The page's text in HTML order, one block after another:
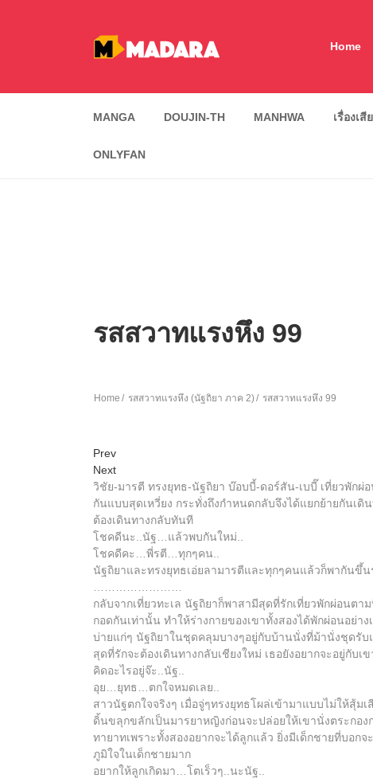
Home
MANGA DOUJIN-TH MANHWA เรื่องเสี
ONLYFAN
รสสวาทแรงหึง 99
Home รสสวาทแรงหึง (นัฐถิยา ภาค 2) รสสวาทแรงหึง 99
Prev
Next
วิชัย-มารตี ทรงยุทธ-นัฐถิยา บ๊อบบี้-ดอร์สัน-เบบี๊ เที่ยวพักผ่
กันแบบสุดเหวี่ยง กระทั่งถึงกำหนดกลับจึงได้แยกย้ายกันเ
ต้องเดินทางกลับทันที
โชคดีนะ..นัฐ…แล้วพบกันใหม่..
โชคดีคะ…พี่รตี…ทุกๆคน..
นัฐถิยาและทรงยุทธเอ่ยลามารตีและทุกๆคนแล้วก็พากันขึ้
กลับจากเที่ยวทะเล นัฐถิยาก็พาสามีสุดที่รักเที่ยวพักผ่อนต
กอดกันเท่านั้น ทำให้ร่างกายของเขาทั้งสองได้พักผ่อนอย่าง
บ่ายแก่ๆ นัฐถิยาในชุดคลุมบางๆอยู่กับบ้านนั่งที่ม้านั่งชุดรับ
สุดที่รักจะต้องเดินทางกลับเชียงใหม่ เธอยังอยากจะอยู่กับ
คิดอะไรอยู่จ๊ะ..นัฐ..
อุย…ยุทธ…ตกใจหมดเลย..
สาวนัฐตกใจจริงๆ เมื่อจู่ๆทรงยุทธโผล่เข้ามาแบบไม่ให้สุ้ม
ดิ้นขลุกขลักเป็นมารยาหญิงก่อนจะปล่อยให้เขานั่งตระกอ
ทายาทเพราะทั้งสองอยากจะได้ลูกแล้ว ยิ่งมีเด็กชายที่บอก
ภูมิใจในเด็กชายมาก
อยากให้ลูกเกิดมา…โตเร็วๆ..นะนัฐ..